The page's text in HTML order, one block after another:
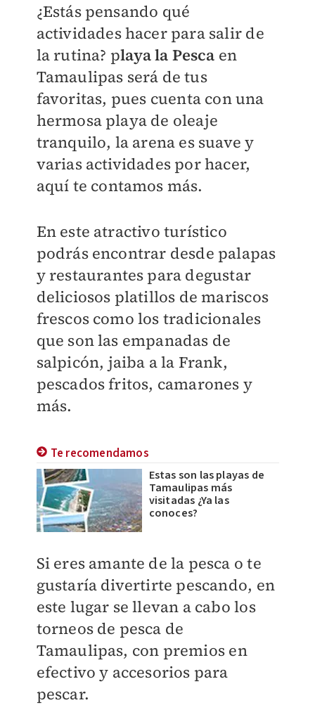
¿Estás pensando qué
actividades hacer para salir de
la rutina? playa la Pesca en
Tamaulipas será de tus
favoritas, pues cuenta con una
hermosa playa de oleaje
tranquilo, la arena es suave y
varias actividades por hacer,
aquí te contamos más.
En este atractivo turístico
podrás encontrar desde palapas
y restaurantes para degustar
deliciosos platillos de mariscos
frescos como los tradicionales
que son las empanadas de
salpicón, jaiba a la Frank,
pescados fritos, camarones y
más.
Te recomendamos
Estas son las playas de
Tamaulipas más
visitadas ¿Ya las
conoces?
Si eres amante de la pesca o te
gustaría divertirte pescando, en
este lugar se llevan a cabo los
torneos de pesca de
Tamaulipas, con premios en
efectivo y accesorios para
pescar.